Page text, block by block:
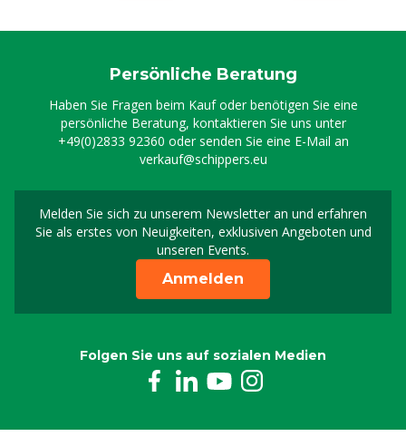
Persönliche Beratung
Haben Sie Fragen beim Kauf oder benötigen Sie eine
persönliche Beratung, kontaktieren Sie uns unter
+49(0)2833 92360 oder senden Sie eine E-Mail an
verkauf@schippers.eu
Melden Sie sich zu unserem Newsletter an und erfahren
Sie als erstes von Neuigkeiten, exklusiven Angeboten und
unseren Events.
Melden Sie sich für
Anmelden
Folgen Sie uns auf sozialen Medien